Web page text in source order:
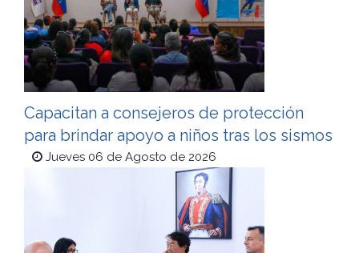
Capacitan a consejeros de protección
para brindar apoyo a niños tras los sismos
Jueves 06 de Agosto de 2026